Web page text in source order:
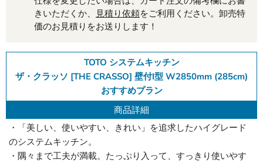
きいただくか、 見積り依頼をご利用ください。卸売特
価のお見積りをお送りします！
TOTO システムキッチン
ザ・クラッソ [THE CRASSO] 壁付I型 W2850mm (285cm)
おすすめプラン
商品詳細
・「美しい、使いやすい、きれい」を追求したハイグレード
のシステムキッチン。
・隅々まで工夫が満載。たっぷり入って、すっきり使いやす